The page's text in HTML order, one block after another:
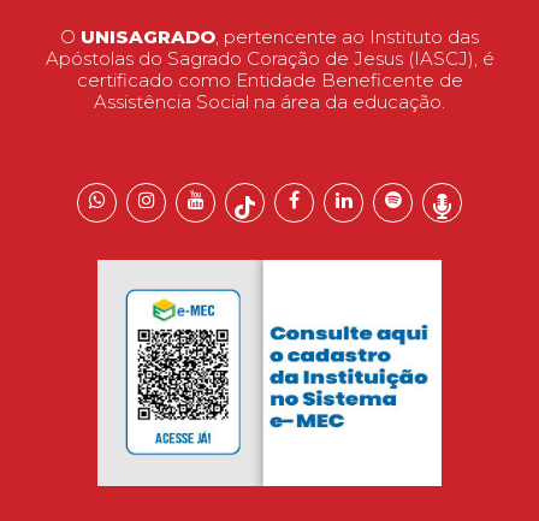
O UNISAGRADO, pertencente ao Instituto das
Apóstolas do Sagrado Coração de Jesus (IASCJ), é
certificado como Entidade Beneficente de
Assistência Social na área da educação.